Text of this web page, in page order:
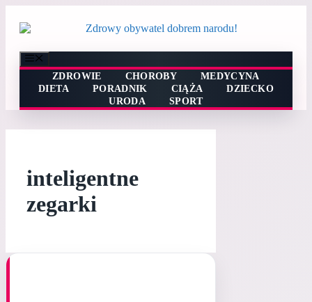
treści
ZDROWIE
CHOROBY
MEDYCYNA
DIETA
PORADNIK CIĄŻA
DZIECKO
URODA
SPORT
inteligentne
zegarki